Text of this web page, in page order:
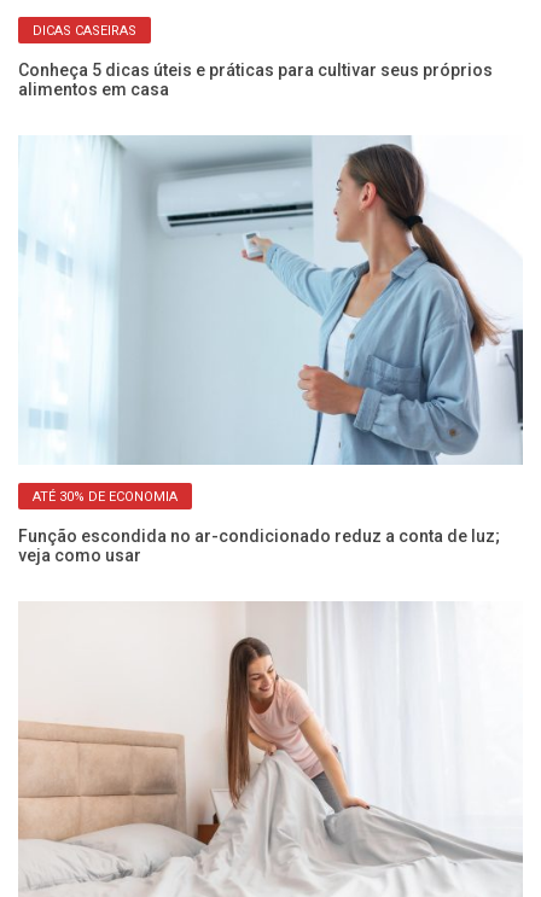
DICAS CASEIRAS
Conheça 5 dicas úteis e práticas para cultivar seus próprios
alimentos em casa
ATÉ 30% DE ECONOMIA
Função escondida no ar-condicionado reduz a conta de luz;
veja como usar